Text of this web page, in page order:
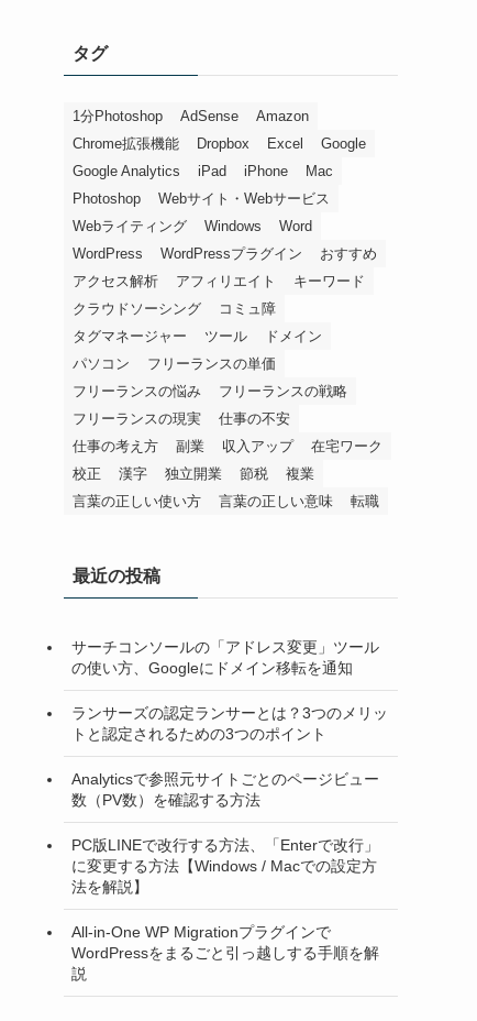
タグ
1分Photoshop AdSense
Amazon
Chrome拡張機能
Dropbox Excel
Google
Google Analytics
iPad iPhone
Mac
Photoshop
Webサイト・Webサービス
Webライティング
Windows
Word
WordPress
WordPressプラグイン
おすすめ
アクセス解析
アフィリエイト
キーワード
クラウドソーシング
コミュ障
タグマネージャー
ツール
ドメイン
パソコン
フリーランスの単価
フリーランスの悩み
フリーランスの戦略
フリーランスの現実
仕事の不安
仕事の考え方
副業 収入アップ
在宅ワーク
校正
漢字 独立開業 節税
複業
言葉の正しい使い方
言葉の正しい意味 転職
最近の投稿
サーチコンソールの「アドレス変更」ツール
の使い方、Googleにドメイン移転を通知
ランサーズの認定ランサーとは？3つのメリッ
トと認定されるための3つのポイント
Analyticsで参照元サイトごとのページビュー
数（PV数）を確認する方法
PC版LINEで改行する方法、「Enterで改行」
に変更する方法【Windows / Macでの設定方
法を解説】
All-in-One WP Migrationプラグインで
WordPressをまるごと引っ越しする手順を解
説